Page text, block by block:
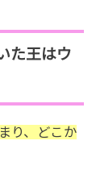
た王はウ
り、どこか